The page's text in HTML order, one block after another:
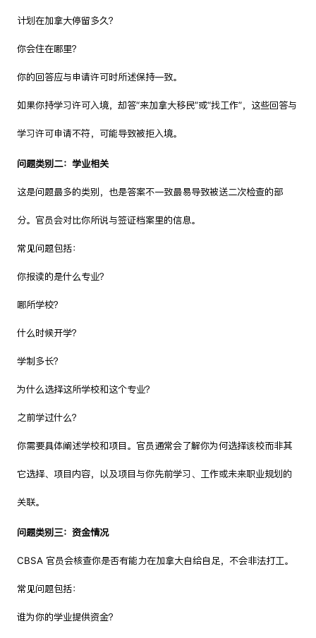
计划在加拿大停留多久？
你会住在哪里？
你的回答应与申请许可时所述保持一致。
如果你持学习许可入境，却答“来加拿大移民”或“找工作”，这些回答与
学习许可申请不符，可能导致被拒入境。
问题类别二：学业相关
这是问题最多的类别，也是答案不一致最易导致被送二次检查的部
分。官员会对比你所说与签证档案里的信息。
常见问题包括：
你报读的是什么专业？
哪所学校？
什么时候开学？
学制多长？
为什么选择这所学校和这个专业？
之前学过什么？
你需要具体阐述学校和项目。官员通常会了解你为何选择该校而非其
它选择、项目内容，以及项目与你先前学习、工作或未来职业规划的
关联。
问题类别三：资金情况
CBSA 官员会核查你是否有能力在加拿大自给自足，不会非法打工。
常见问题包括：
谁为你的学业提供资金？